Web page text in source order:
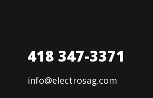
418 347-3371
info@electrosag.com